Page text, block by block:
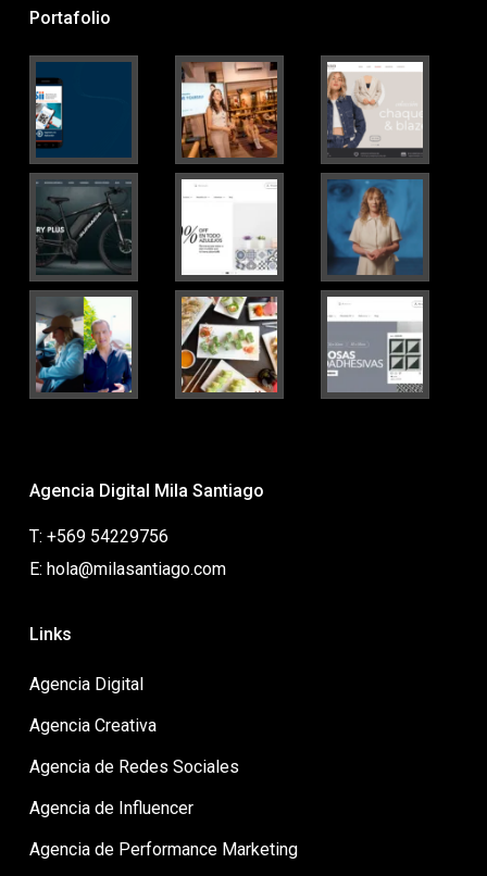
Portafolio
Agencia Digital Mila Santiago
T: +569 54229756
E: hola@milasantiago.com
Links
Agencia Digital
Agencia Creativa
Agencia de Redes Sociales
Agencia de Influencer
Agencia de Performance Marketing